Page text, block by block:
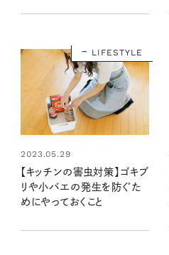
LIFESTYLE
2023.05.29
【キッチンの害虫対策】ゴキブ
リや小バエの発生を防ぐた
めにやっておくこと